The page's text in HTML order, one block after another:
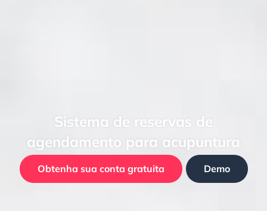
Sistema de reservas de
agendamento para acupuntura
Obtenha sua conta gratuita Demo